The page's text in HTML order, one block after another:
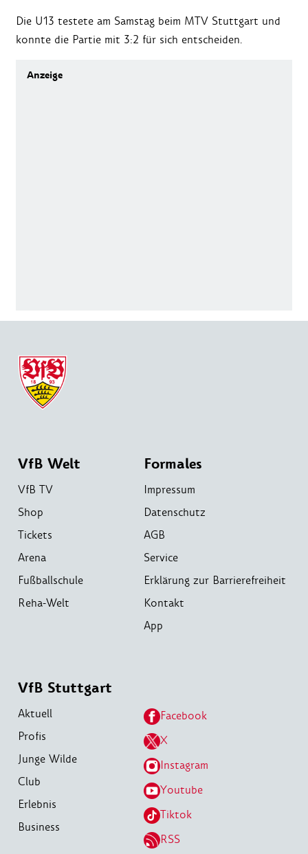
Die U13 testete am Samstag beim MTV Stuttgart und
konnte die Partie mit 3:2 für sich entscheiden.
VfB Welt
VfB TV
Shop
Tickets
Arena
Fußballschule
Reha-Welt
Formales
Impressum
Datenschutz
AGB
Service
Erklärung zur Barrierefreiheit
Kontakt
App
VfB Stuttgart
Aktuell
Profis
Junge Wilde
Club
Erlebnis
Business
Facebook
X
Instagram
Youtube
Tiktok
RSS